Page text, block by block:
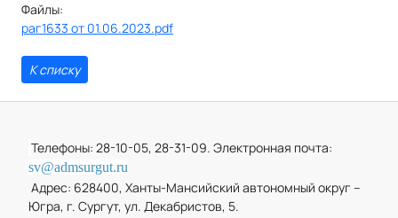
Файлы:
раг1633 от 01.06.2023.pdf
К списку
Телефоны: 28-10-05, 28-31-09. Электронная почта:
sv@admsurgut.ru
Адрес: 628400, Ханты-Мансийский автономный округ –
Югра, г. Сургут, ул. Декабристов, 5.